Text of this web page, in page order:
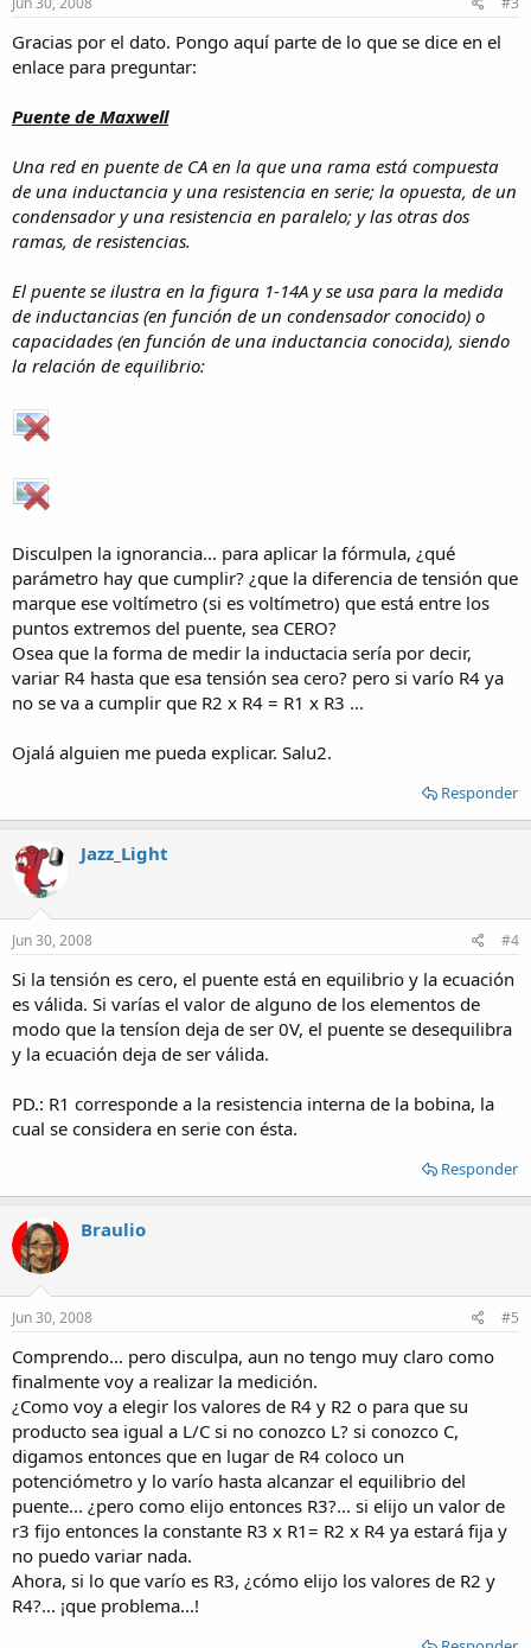
Gracias por el dato. Pongo aquí parte de lo que se dice en el
enlace para preguntar:
Puente de Maxwell
Una red en puente de CA en la que una rama está compuesta
de una inductancia y una resistencia en serie; la opuesta, de un
condensador y una resistencia en paralelo; y las otras dos
ramas, de resistencias.
El puente se ilustra en la figura 1-14A y se usa para la medida
de inductancias (en función de un condensador conocido) o
capacidades (en función de una inductancia conocida), siendo
la relación de equilibrio:
Disculpen la ignorancia... para aplicar la fórmula, ¿qué
parámetro hay que cumplir? ¿que la diferencia de tensión que
marque ese voltímetro (si es voltímetro) que está entre los
puntos extremos del puente, sea CERO?
Osea que la forma de medir la inductacia sería por decir,
variar R4 hasta que esa tensión sea cero? pero si varío R4 ya
no se va a cumplir que R2 x R4 = R1 x R3 ...
Ojalá alguien me pueda explicar. Salu2.
Responder
Jazz_Light
Jun 30, 2008 #4
Si la tensión es cero, el puente está en equilibrio y la ecuación
es válida. Si varías el valor de alguno de los elementos de
modo que la tensíon deja de ser 0V, el puente se desequilibra
y la ecuación deja de ser válida.
PD.: R1 corresponde a la resistencia interna de la bobina, la
cual se considera en serie con ésta.
Responder
Braulio
Jun 30, 2008 #5
Comprendo... pero disculpa, aun no tengo muy claro como
finalmente voy a realizar la medición.
¿Como voy a elegir los valores de R4 y R2 o para que su
producto sea igual a L/C si no conozco L? si conozco C,
digamos entonces que en lugar de R4 coloco un
potenciómetro y lo varío hasta alcanzar el equilibrio del
puente... ¿pero como elijo entonces R3?... si elijo un valor de
r3 fijo entonces la constante R3 x R1= R2 x R4 ya estará fija y
no puedo variar nada.
Ahora, si lo que varío es R3, ¿cómo elijo los valores de R2 y
R4?... ¡que problema...!